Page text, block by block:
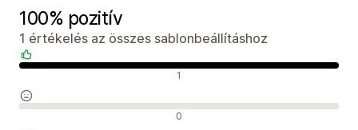
100% pozitív
1 értékelés az összes sablonbeállításhoz
Pozitív értékelések 1
Semleges értékelések 0